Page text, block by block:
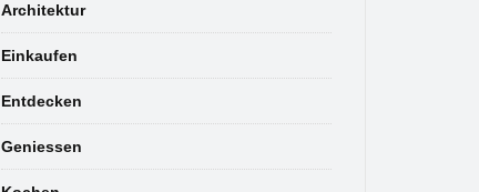
Architektur
Einkaufen
Entdecken
Geniessen